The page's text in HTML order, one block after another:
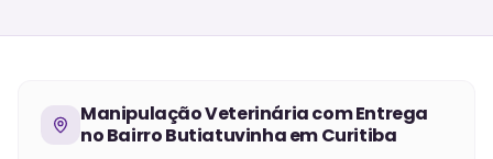
Manipulação Veterináriacom Entrega
noBairro Butiatuvinha em Curitiba